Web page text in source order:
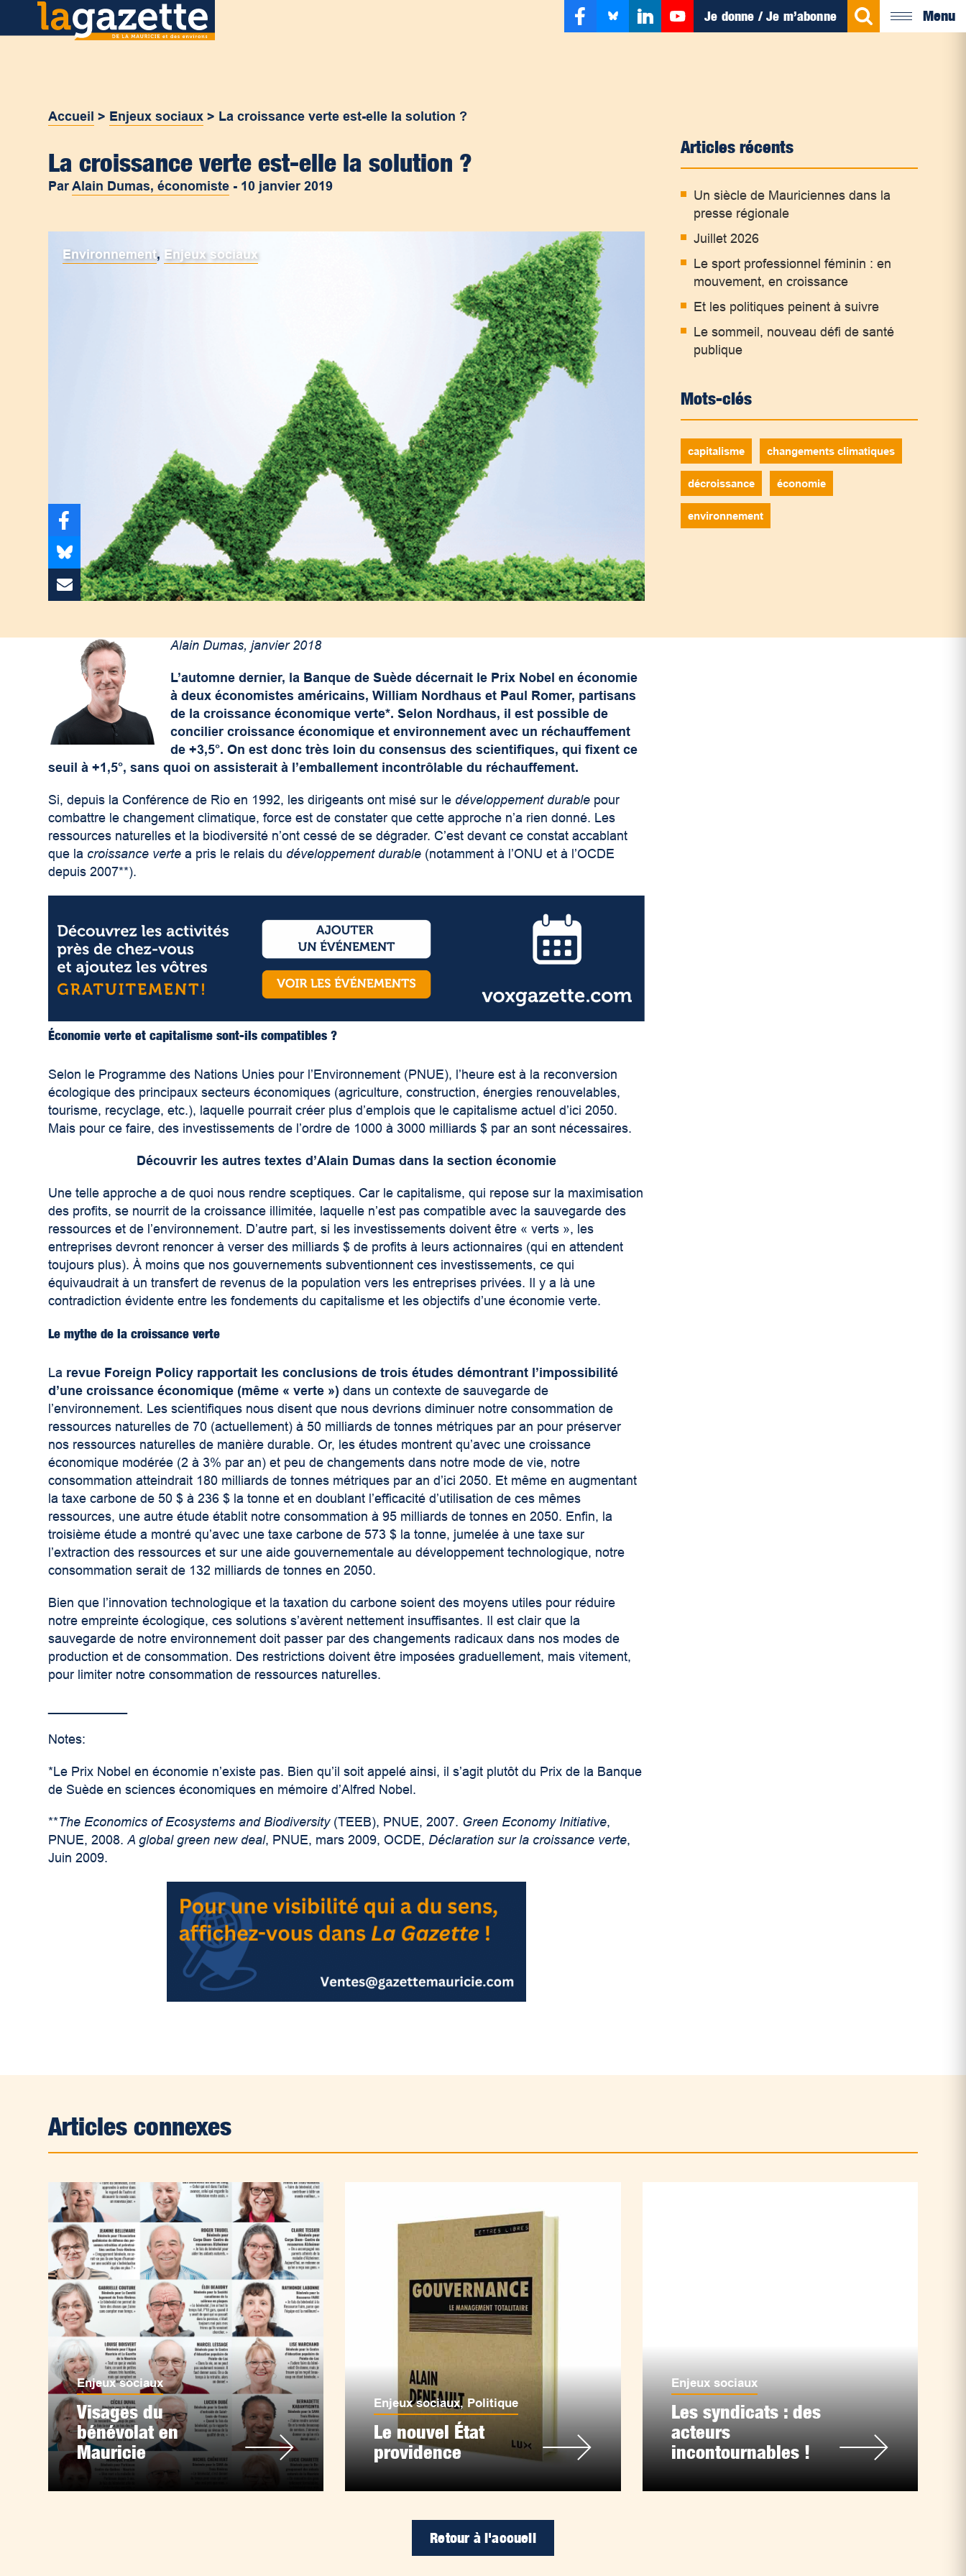
Je donne / Je m’abonne Menu
Accueil > Enjeux sociaux > La croissance verte est-elle la solution ?
La croissance verte est-elle la solution ?
ParAlain Dumas, économiste - 10 janvier 2019
Environnement, Enjeux sociaux
Alain Dumas, janvier 2018
L’automne dernier, la Banque de Suède décernait le Prix Nobel en économie
à deux économistes américains, William Nordhaus et Paul Romer, partisans
de la croissance économique verte*. Selon Nordhaus, il est possible de
concilier croissance économique et environnement avec un réchauffement
de +3,5°. On est donc très loin du consensus des scientifiques, qui fixent ce
seuil à +1,5°, sans quoi on assisterait à l’emballement incontrôlable du réchauffement.
Si, depuis la Conférence de Rio en 1992, les dirigeants ont misé sur le développement durable pour
combattre le changement climatique, force est de constater que cette approche n’a rien donné. Les
ressources naturelles et la biodiversité n’ont cessé de se dégrader. C’est devant ce constat accablant
que la croissance verte a pris le relais du développement durable (notamment à l’ONU et à l’OCDE
depuis 2007**).
Économie verte et capitalisme sont-ils compatibles ?
Selon le Programme des Nations Unies pour l’Environnement (PNUE), l’heure est à la reconversion
écologique des principaux secteurs économiques (agriculture, construction, énergies renouvelables,
tourisme, recyclage, etc.), laquelle pourrait créer plus d’emplois que le capitalisme actuel d’ici 2050.
Mais pour ce faire, des investissements de l’ordre de 1000 à 3000 milliards $ par an sont nécessaires.
Découvrir les autres textes d’Alain Dumas dans la section économie
Une telle approche a de quoi nous rendre sceptiques. Car le capitalisme, qui repose sur la maximisation
des profits, se nourrit de la croissance illimitée, laquelle n’est pas compatible avec la sauvegarde des
ressources et de l’environnement. D’autre part, si les investissements doivent être « verts », les
entreprises devront renoncer à verser des milliards $ de profits à leurs actionnaires (qui en attendent
toujours plus). À moins que nos gouvernements subventionnent ces investissements, ce qui
équivaudrait à un transfert de revenus de la population vers les entreprises privées. Il y a là une
contradiction évidente entre les fondements du capitalisme et les objectifs d’une économie verte.
Le mythe de la croissance verte
La revue Foreign Policy rapportait les conclusions de trois études démontrant l’impossibilité
d’une croissance économique (même « verte ») dans un contexte de sauvegarde de
l’environnement. Les scientifiques nous disent que nous devrions diminuer notre consommation de
ressources naturelles de 70 (actuellement) à 50 milliards de tonnes métriques par an pour préserver
nos ressources naturelles de manière durable. Or, les études montrent qu’avec une croissance
économique modérée (2 à 3% par an) et peu de changements dans notre mode de vie, notre
consommation atteindrait 180 milliards de tonnes métriques par an d’ici 2050. Et même en augmentant
la taxe carbone de 50 $ à 236 $ la tonne et en doublant l’efficacité d’utilisation de ces mêmes
ressources, une autre étude établit notre consommation à 95 milliards de tonnes en 2050. Enfin, la
troisième étude a montré qu’avec une taxe carbone de 573 $ la tonne, jumelée à une taxe sur
l’extraction des ressources et sur une aide gouvernementale au développement technologique, notre
consommation serait de 132 milliards de tonnes en 2050.
Bien que l’innovation technologique et la taxation du carbone soient des moyens utiles pour réduire
notre empreinte écologique, ces solutions s’avèrent nettement insuffisantes. Il est clair que la
sauvegarde de notre environnement doit passer par des changements radicaux dans nos modes de
production et de consommation. Des restrictions doivent être imposées graduellement, mais vitement,
pour limiter notre consommation de ressources naturelles.
Notes:
*Le Prix Nobel en économie n’existe pas. Bien qu’il soit appelé ainsi, il s’agit plutôt du Prix de la Banque
de Suède en sciences économiques en mémoire d’Alfred Nobel.
**The Economics of Ecosystems and Biodiversity(TEEB), PNUE, 2007. Green Economy Initiative,
PNUE, 2008.A global green new deal, PNUE, mars 2009, OCDE,Déclaration sur la croissance verte,
Juin 2009.
Articles récents
Un siècle de Mauriciennes dans la
presse régionale
Juillet 2026
Le sport professionnel féminin : en
mouvement, en croissance
Et les politiques peinent à suivre
Le sommeil, nouveau défi de santé
publique
Mots-clés
capitalisme changements climatiques
décroissance économie
environnement
Articles connexes
Enjeux sociaux
Visages du
bénévolat en
Mauricie
Enjeux sociaux, Politique
Le nouvel État
providence
Enjeux sociaux
Les syndicats : des
acteurs
incontournables !
Retour à l'accueil